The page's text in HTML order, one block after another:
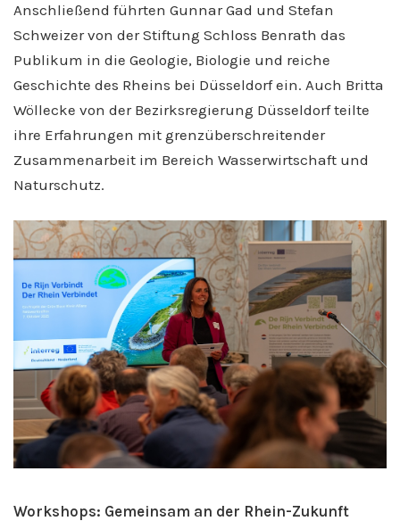
Anschließend führten Gunnar Gad und Stefan
Schweizer von der Stiftung Schloss Benrath das
Publikum in die Geologie, Biologie und reiche
Geschichte des Rheins bei Düsseldorf ein. Auch Britta
Wöllecke von der Bezirksregierung Düsseldorf teilte
ihre Erfahrungen mit grenzüberschreitender
Zusammenarbeit im Bereich Wasserwirtschaft und
Naturschutz.
Workshops: Gemeinsam an der Rhein-Zukunft